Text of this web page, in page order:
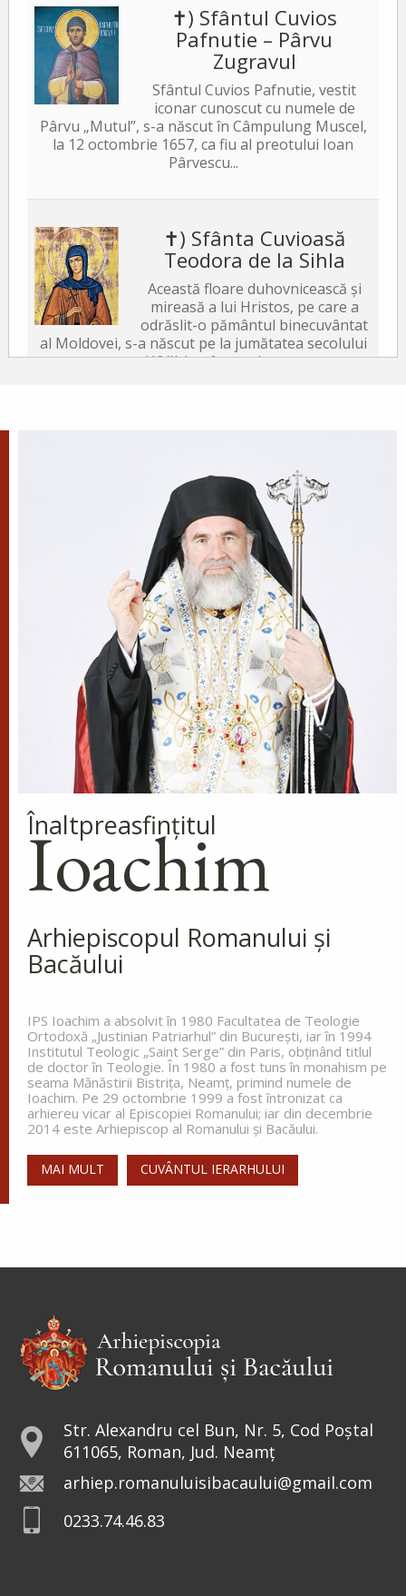
✝) Sfântul Cuvios
Pafnutie – Pârvu
Zugravul
Sfântul Cuvios Pafnutie, vestit
iconar cunoscut cu numele de
Pârvu „Mutul”, s-a născut în Câmpulung Muscel,
la 12 octombrie 1657, ca fiu al preotului Ioan
Pârvescu...
✝) Sfânta Cuvioasă
Teodora de la Sihla
Această floare duhovnicească și
mireasă a lui Hristos, pe care a
odrăslit-o pământul binecuvântat
al Moldovei, s-a născut pe la jumătatea secolului
al XVII-lea, în satul...
Domnului
Schimbarea la Față a
Mântuitorului Iisus Hristos este
unul din Praznicele împărătești ale Bisericii
Ortodoxe, sărbătorită la 6 august.
Sfântul Antonie de la
Optina
Doamne, ajută-mi să văd păcatele
mele; Doamne, dă-mi răbdare,
mărinimie şi blândeţe!
Sfântul Cuvios Mucenic
Dometie Persul
Cuviosul Dometie intrând într-o
peșteră, petrecea acolo săvârșind
multe minuni cu numele lui
veneau la dânsul și îi aducea de...
Sfântul Cuvios Nicanor s-a născut
în anul 1491, în Tesalonic. Părinții
săi, Ioan și Maria, doi credincioși
înstăriți, au întâmpinat mari
greutăți în a dobândi prunci....
Sfânta Irina,
de bărbați, sfânta a avut curajul să
Sfântul Sfinţit Mucenic Narcis,
Cinstirea Sfintei Icoane a
Înaltpreasfinţitul
Ioachim
Arhiepiscopul Romanului și
Bacăului
IPS Ioachim a absolvit în 1980 Facultatea de Teologie
Ortodoxă „Justinian Patriarhul” din Bucureşti, iar în 1994
Institutul Teologic „Saint Serge” din Paris, obţinând titlul
de doctor în Teologie. În 1980 a fost tuns în monahism pe
seama Mănăstirii Bistriţa, Neamţ, primind numele de
Ioachim. Pe 29 octombrie 1999 a fost întronizat ca
arhiereu vicar al Episcopiei Romanului; iar din decembrie
2014 este Arhiepiscop al Romanului și Bacăului.
MAI MULT CUVÂNTUL IERARHULUI
Str. Alexandru cel Bun, Nr. 5, Cod Poștal
611065, Roman, Jud. Neamț
arhiep.romanuluisibacaului@gmail.com
0233.74.46.83